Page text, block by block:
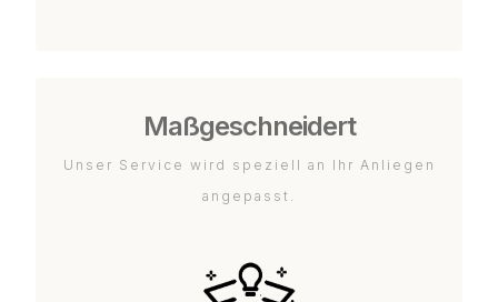
Maßgeschneidert
Unser Service wird speziell an Ihr Anliegen
angepasst.